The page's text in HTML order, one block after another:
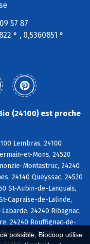
possible, Biocoop utilise
57 87
° , 0,5360851 °
(24100) est proche
Lembras, 24100
et-Mons, 24520
Montastruc, 24240
24140 Queyssac, 24520
St-Aubin-de-Lanquais,
Capraise-de-Lalinde,
24240 Ribagnac,
24240 Rouffignac-de-
Clérans, 24130